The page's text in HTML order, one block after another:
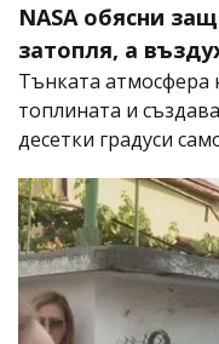
NASA обясни
затопля, а
Тънката атмосфера
топлината и
десетки градуси